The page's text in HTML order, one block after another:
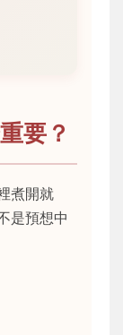
要？
煮開就
是預想中